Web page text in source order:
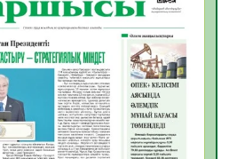
қарсы иммундау
51
туралы
49
мәлімет